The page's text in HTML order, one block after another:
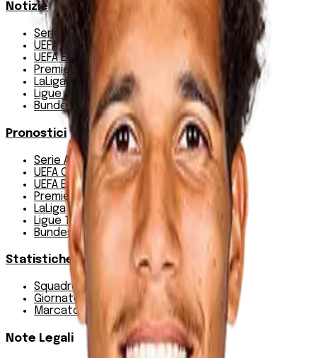
Notizie
Serie A
UEFA Champions League Teams
UEFA Europa League Teams
Premier League
LaLiga
Ligue 1
Bundesliga
Pronostici
Serie A
UEFA Champions League Teams
UEFA Europa League Teams
Premier League
LaLiga
Ligue 1
Bundesliga
Statistiche
Squadre e classifica
Giornate
Marcatori
Note Legali